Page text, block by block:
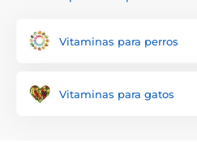
Vitaminas para perros
Vitaminas para gatos